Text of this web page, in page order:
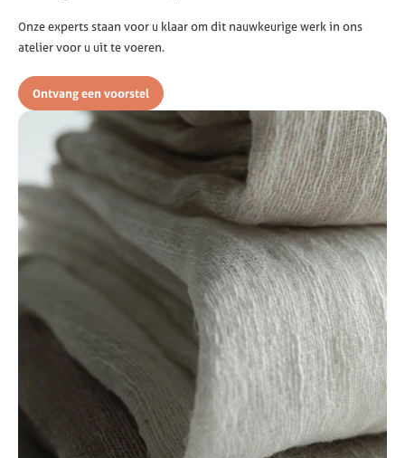
Onze experts staan voor u klaar om dit nauwkeurige werk in ons
atelier voor u uit te voeren.
Ontvang een voorstel